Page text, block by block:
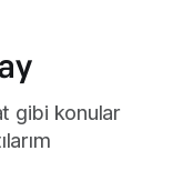
gibi konular